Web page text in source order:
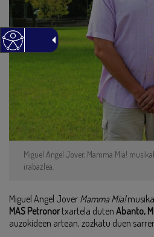
Miguel Angel Jover, Mamma Mia!
irabazlea.
Miguel Angel Jover Mamma Mia!
MAS Petronortxartela duten Abanto,
auzokideen artean, zozkatu duen